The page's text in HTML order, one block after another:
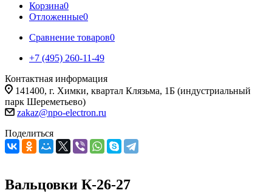
Корзина0
Отложенные0
Сравнение товаров0
+7 (495) 260-11-49
Контактная информация
141400, г. Химки, квартал Клязьма, 1Б (индустриальный
парк Шереметьево)
zakaz@npo-electron.ru
Поделиться
Вальцовки К-26-27